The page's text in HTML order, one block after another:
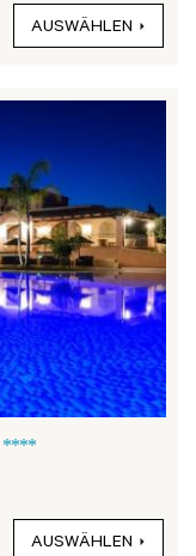
AUSWÄHLEN
****
AUSWÄHLEN